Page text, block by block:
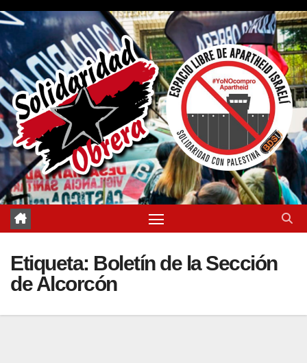
Saltar
contenido
Etiqueta: Boletín de la Sección
de Alcorcón